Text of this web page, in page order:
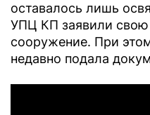
оставалось лишь
УПЦ КП заявили свою
сооружение. При
недавно подала